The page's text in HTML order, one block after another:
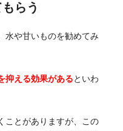
らう
水や甘いものを勧めてみ
抑える効果があるといわ
ことがありますが、この